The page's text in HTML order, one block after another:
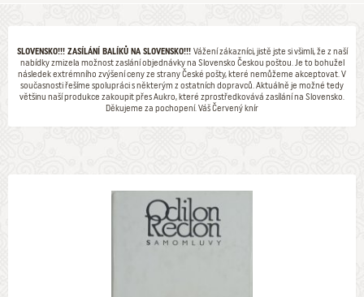
SLOVENSKO!!! ZASÍLÁNÍ BALÍKŮ NA SLOVENSKO!!! Vážení zákazníci, jistě jste si všimli, že z naší
nabídky zmizela možnost zaslání objednávky na Slovensko Českou poštou. Je to bohužel
následek extrémního zvýšení ceny ze strany České pošty, které nemůžeme akceptovat. V
současnosti řešíme spolupráci s některým z ostatních dopravců. Aktuálně je možné tedy
většinu naší produkce zakoupit přes Aukro, které zprostředkovává zasílání na Slovensko.
Děkujeme za pochopení. Váš Červený knír